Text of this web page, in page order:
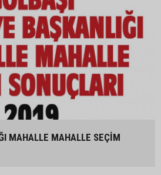
MAHALLE MAHALLE SEÇİM